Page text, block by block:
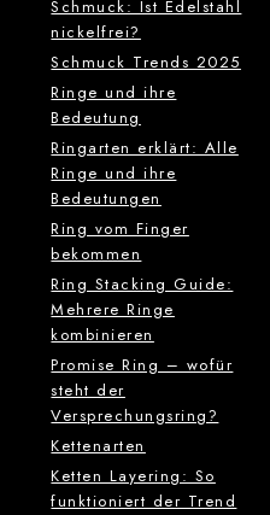
Schmuck: Ist Edelstahl
nickelfrei?
Schmuck Trends 2025
Ringe und ihre
Bedeutung
Ringarten erklärt: Alle
Ringe und ihre
Bedeutungen
Ring vom Finger
bekommen
Ring Stacking Guide:
Mehrere Ringe
kombinieren
Promise Ring – wofür
steht der
Versprechungsring?
Kettenarten
Ketten Layering: So
funktioniert der Trend